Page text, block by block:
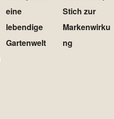
eine
lebendige
Gartenwelt
Stich zur
Markenwirku
ng